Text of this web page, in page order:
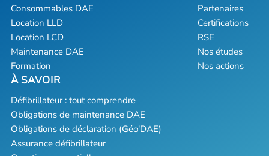
Consommables DAE
Location LLD
Location LCD
Maintenance DAE
Formation
Partenaires
Certifications
RSE
Nos études
Nos actions
Défibrillateur : tout comprendre
Obligations de maintenance DAE
Obligations de déclaration (Géo'DAE)
Assurance défibrillateur